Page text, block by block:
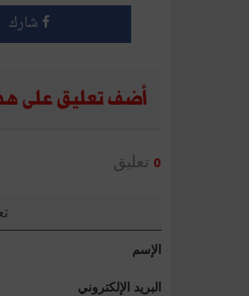
شارك
أضف تعليق على
0 تعليق
الإسم
البريد الإلكتروني